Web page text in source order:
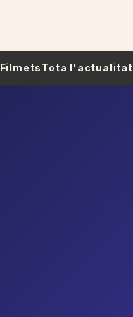
FilmetsTota l'actualitat